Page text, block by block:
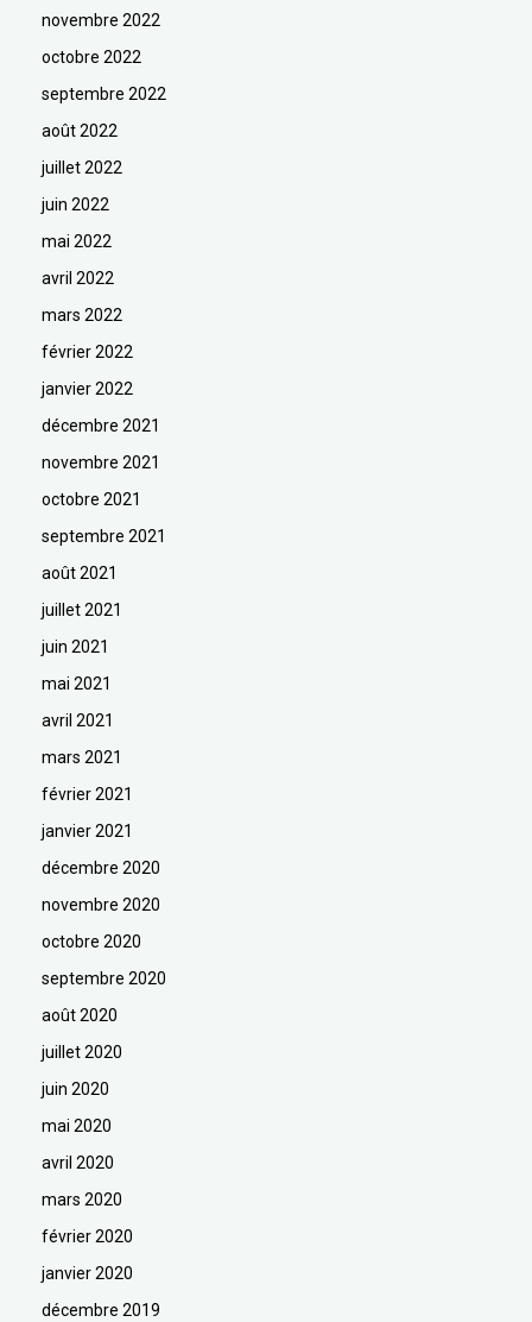
novembre 2022
octobre 2022
septembre 2022
août 2022
juillet 2022
juin 2022
mai 2022
avril 2022
mars 2022
février 2022
janvier 2022
décembre 2021
novembre 2021
octobre 2021
septembre 2021
août 2021
juillet 2021
juin 2021
mai 2021
avril 2021
mars 2021
février 2021
janvier 2021
décembre 2020
novembre 2020
octobre 2020
septembre 2020
août 2020
juillet 2020
juin 2020
mai 2020
avril 2020
mars 2020
février 2020
janvier 2020
décembre 2019